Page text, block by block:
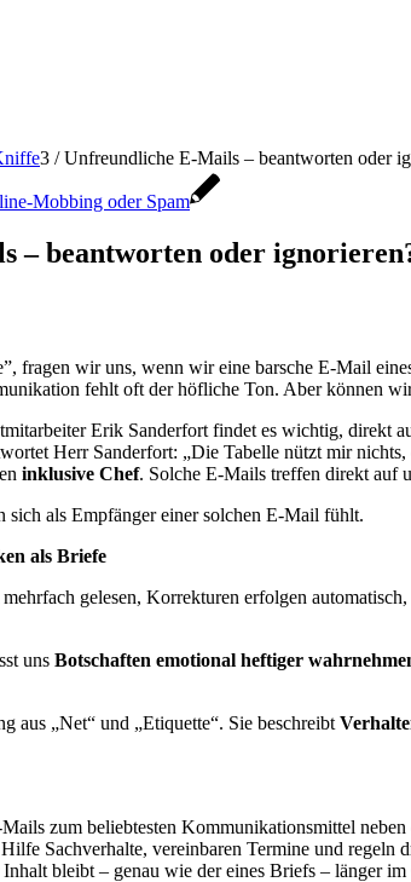
3 / Unfreundliche E-Mails – beantworten oder
– beantworten oder
fragen wir uns, wenn wir eine barsche E-Mail
fehlt oft der höfliche Ton. Aber können
Erik Sanderfort findet es wichtig, direkt
Herr Sanderfort: „Die Tabelle nützt mir
inklusive Chef. Solche E-Mails treffen direkt auf
sich als Empfänger einer solchen E-Mail fühlt.
als Briefe
gelesen, Korrekturen erfolgen
uns Botschaften emotional heftiger
aus „Net“ und „Etiquette“. Sie beschreibt
zum beliebtesten Kommunikationsmittel
Sachverhalte, vereinbaren Termine und
bleibt – genau wie der eines Briefs – länger